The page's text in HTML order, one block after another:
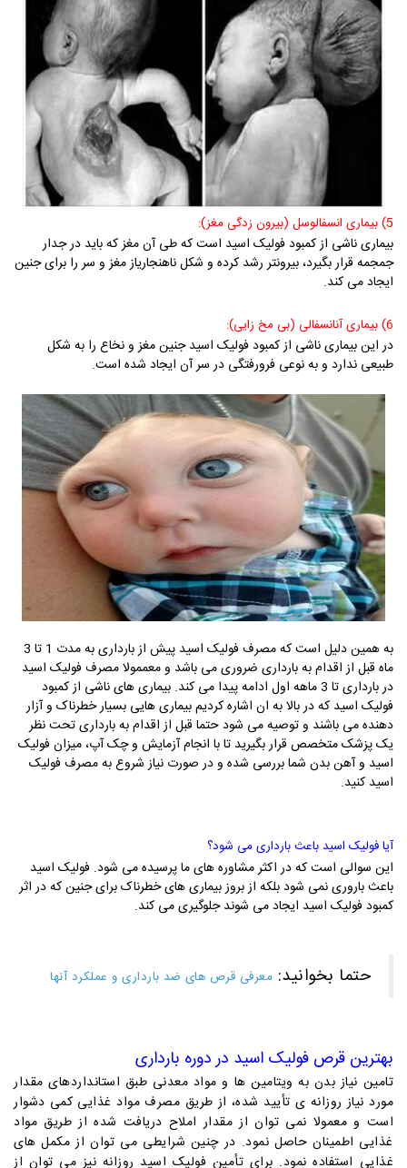
5) بیماری انسفالوسل (بیرون زدگی مغز):
بیماری ناشی از کمبود فولیک اسید است که طی آن مغز که باید در جدار
جمجمه قرار بگیرد، بیرونتر رشد کرده و شکل ناهنجاریاز مغز و سر را برای جنین
ایجاد می کند.
6) بیماری آنانسفالی (بی مخ زایی):
در این بیماری ناشی از کمبود فولیک اسید جنین مغز و نخاع را به شکل
طبیعی ندارد و به نوعی فرورفتگی در سر آن ایجاد شده است.
به همین دلیل است که مصرف فولیک اسید پیش از بارداری به مدت 1 تا 3
ماه قبل از اقدام به بارداری ضروری می باشد و معممولا مصرف فولیک اسید
در بارداری تا 3 ماهه اول ادامه پیدا می کند. بیماری های ناشی از کمبود
فولیک اسید که در بالا به ان اشاره کردیم بیماری هایی بسیار خطرناک و آزار
دهنده می باشند و توصیه می شود حتما قبل از اقدام به بارداری تحت نظر
یک پزشک متخصص قرار بگیرید تا با انجام آزمایش و چک آپ، میزان فولیک
اسید و آهن بدن شما بررسی شده و در صورت نیاز شروع به مصرف فولیک
اسید کنید.
آیا فولیک اسید باعث بارداری می شود؟
این سوالی است که در اکثر مشاوره های ما پرسیده می شود. فولیک اسید
باعث باروری نمی شود بلکه از بروز بیماری های خطرناک برای جنین که در اثر
کمبود فولیک اسید ایجاد می شوند جلوگیری می کند.
حتما بخوانید: معرفی قرص های ضد بارداری و عملکرد آنها
بهترین قرص فولیک اسید در دوره بارداری
تامین نیاز بدن به ویتامین ها و مواد معدنی طبق استانداردهای مقدار
مورد نیاز روزانه ی تأیید شده، از طریق مصرف مواد غذایی کمی دشوار
است و معمولا نمی توان از مقدار املاح دریافت شده از طریق مواد
غذایی اطمینان حاصل نمود. در چنین شرایطی می توان از مکمل های
غذایی استفاده نمود. برای تأمین فولیک اسید روزانه نیز می توان از